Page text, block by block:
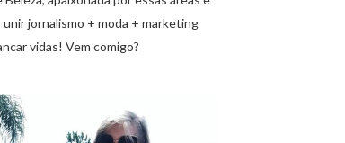
jornalismo + moda + marketing
vidas! Vem comigo?